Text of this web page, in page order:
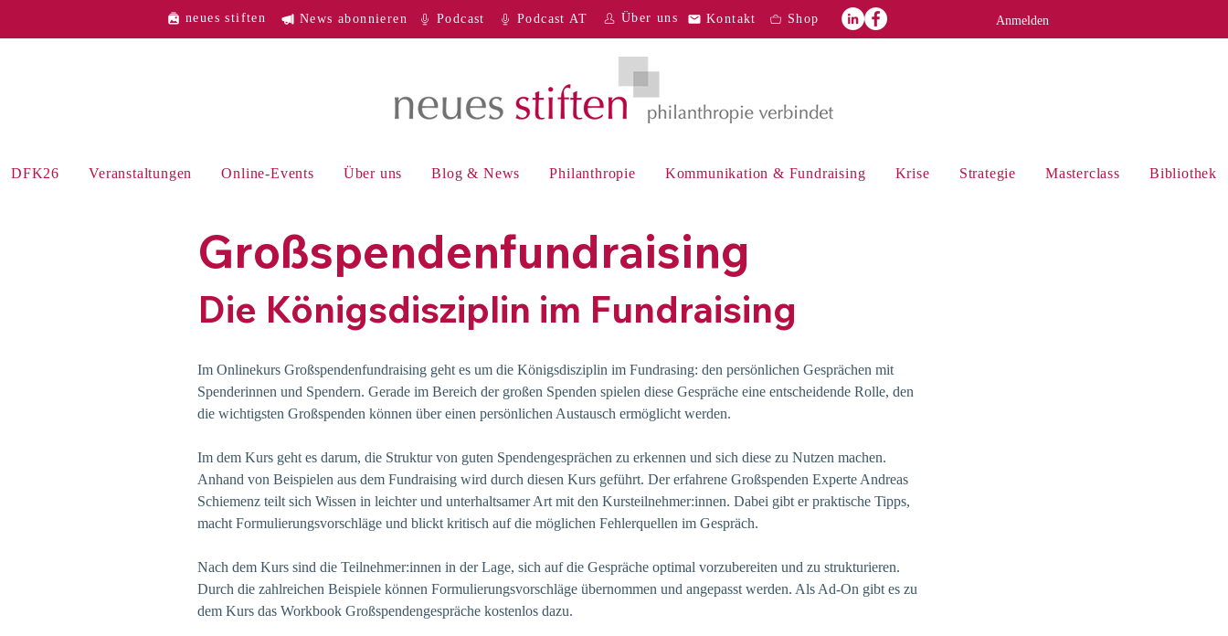
neues stiften News abonnieren Podcast Podcast AT Über uns Kontakt Shop Anmelden
DFK26 Veranstaltungen Online-Events Über uns Blog & News Philanthropie Kommunikation & Fundraising Krise Strategie Masterclass Bibliothek
Großspendenfundraising
Die Königsdisziplin im Fundraising
Im Onlinekurs Großspendenfundraising geht es um die Königsdisziplin im Fundrasing: den persönlichen Gesprächen mit
Spenderinnen und Spendern. Gerade im Bereich der großen Spenden spielen diese Gespräche eine entscheidende Rolle, den
die wichtigsten Großspenden können über einen persönlichen Austausch ermöglicht werden.
Im dem Kurs geht es darum, die Struktur von guten Spendengesprächen zu erkennen und sich diese zu Nutzen machen.
Anhand von Beispielen aus dem Fundraising wird durch diesen Kurs geführt. Der erfahrene Großspenden Experte Andreas
Schiemenz teilt sich Wissen in leichter und unterhaltsamer Art mit den Kursteilnehmer:innen. Dabei gibt er praktische Tipps,
macht Formulierungsvorschläge und blickt kritisch auf die möglichen Fehlerquellen im Gespräch.
Nach dem Kurs sind die Teilnehmer:innen in der Lage, sich auf die Gespräche optimal vorzubereiten und zu strukturieren.
Durch die zahlreichen Beispiele können Formulierungsvorschläge übernommen und angepasst werden. Als Ad-On gibt es zu
dem Kurs das Workbook Großspendengespräche kostenlos dazu.